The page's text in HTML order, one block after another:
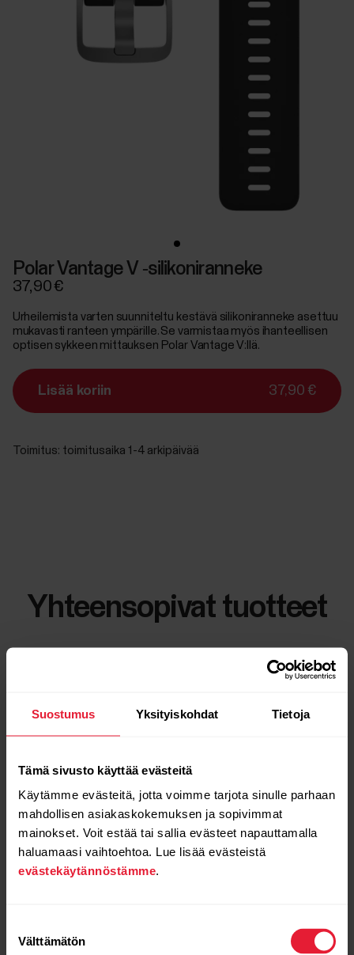
Suostumus Yksityiskohdat Tietoja
Tämä sivusto käyttää evästeitä
Käytämme evästeitä, jotta voimme tarjota sinulle parhaan
mahdollisen asiakaskokemuksen ja sopivimmat
mainokset. Voit estää tai sallia evästeet napauttamalla
haluamaasi vaihtoehtoa. Lue lisää evästeistä
evästekäytännöstämme.
valinta
Välttämätön
Polar Vantage V ‑silikoniranneke
37,90 €
Urheilemista varten suunniteltu kestävä silikoniranneke asettuu
mukavasti ranteen ympärille. Se varmistaa myös ihanteellisen
optisen sykkeen mittauksen Polar Vantage V:llä.
Lisää koriin 37,90 €
Toimitus: toimitusaika 1-4 arkipäivää
Yhteensopivat tuotteet